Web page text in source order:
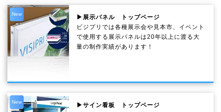
New
▶展示パネル トップページ
ビジプリでは各種展示会や見本市、イベント
で使用する展示パネルは20年以上に渡る大
量の制作実績があります！
New
▶サイン看板 トップページ